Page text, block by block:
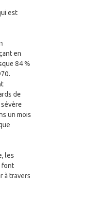
est
en
84 %
de
un mois
les
font
à travers